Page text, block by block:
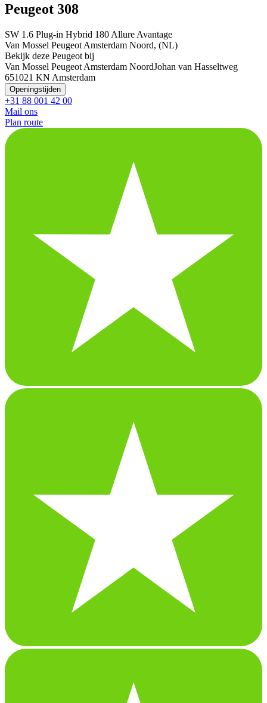
Peugeot 308
SW 1.6 Plug-in Hybrid 180 Allure Avantage
Van Mossel Peugeot Amsterdam Noord, (NL)
Bekijk deze Peugeot bij
Van Mossel Peugeot Amsterdam NoordJohan van Hasseltweg
651021 KN Amsterdam
Openingstijden
+31 88 001 42 00
Mail ons
Plan route